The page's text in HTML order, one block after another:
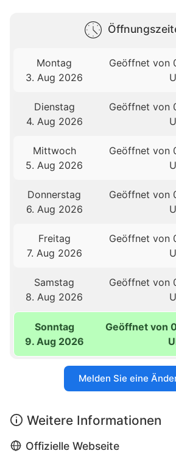
Montag
3. Aug 2026
Geöffnet von
Dienstag
4. Aug 2026
Geöffnet von
Mittwoch
5. Aug 2026
Geöffnet von
Donnerstag
6. Aug 2026
Geöffnet von
Freitag
7. Aug 2026
Geöffnet von
Samstag
8. Aug 2026
Geöffnet von
Sonntag
9. Aug 2026
Geöffnet von
Melden Sie eine
Weitere Informationen
Offizielle Webseite